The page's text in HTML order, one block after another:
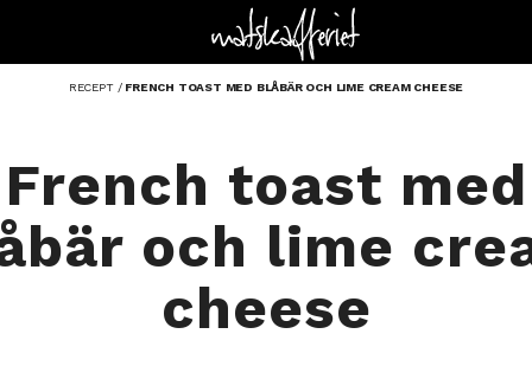
RECEPT/ FRENCH TOAST MED BLÅBÄR OCH LIME CREAM CHEESE
French toast med
och lime
cheese